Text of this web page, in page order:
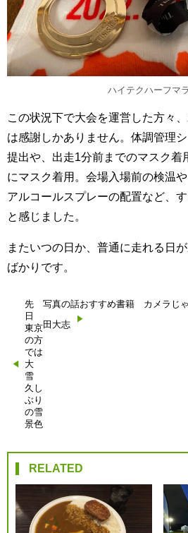
ハイテクハーフマ
この状況下で大会を運営した方々
は感謝しかありません。体調管理
提出や、出走1分前までのマスク着
にマスク着用。会場入場前の検温や
アルコールスプレーの配置など、
と感じました。
またいつの日か、普通に走れる日
ばかりです。
投
稿
ナ
ビ
ゲ
ー
シ
ョ
先
日
東京
の方
では
大
雪
久し
ぶり
の雪
景色
写真の話おすすめ書籍 カメラじ
田大志
RELATED